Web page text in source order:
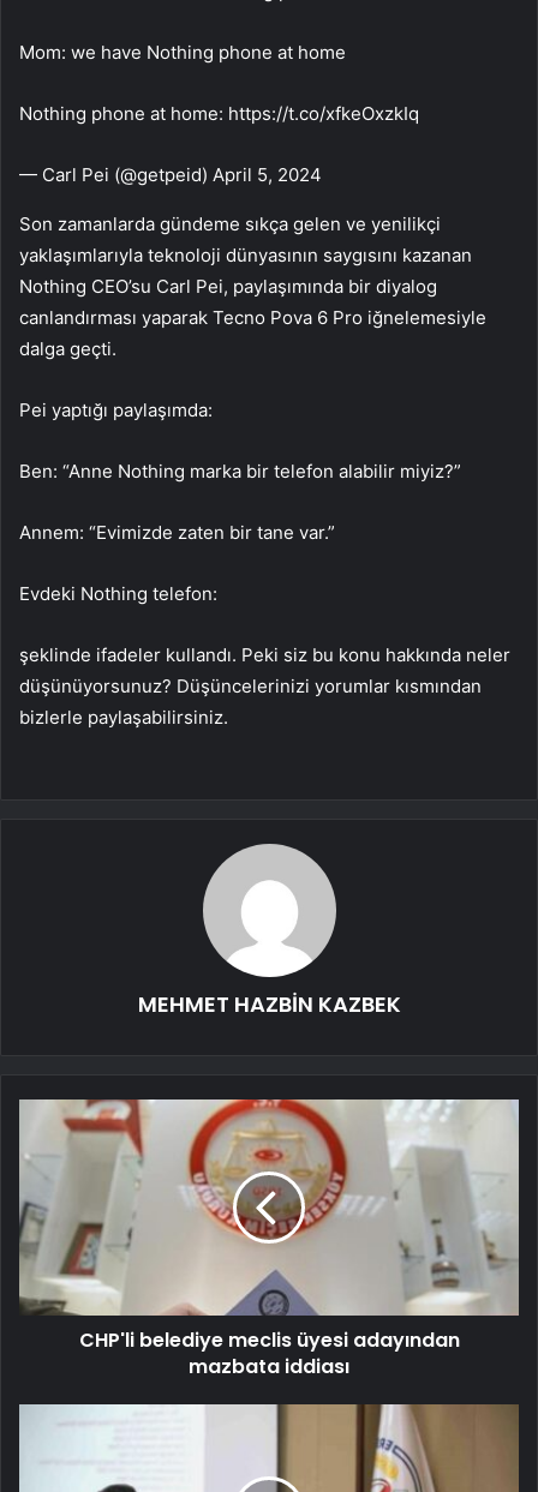
Mom: we have Nothing phone at home
Nothing phone at home: https://t.co/xfkeOxzkIq
— Carl Pei (@getpeid) April 5, 2024
Son zamanlarda gündeme sıkça gelen ve yenilikçi
yaklaşımlarıyla teknoloji dünyasının saygısını kazanan
Nothing CEO’su Carl Pei, paylaşımında bir diyalog
canlandırması yaparak Tecno Pova 6 Pro iğnelemesiyle
dalga geçti.
Pei yaptığı paylaşımda:
Ben: “Anne Nothing marka bir telefon alabilir miyiz?”
Annem: “Evimizde zaten bir tane var.”
Evdeki Nothing telefon:
şeklinde ifadeler kullandı. Peki siz bu konu hakkında neler
düşünüyorsunuz? Düşüncelerinizi yorumlar kısmından
bizlerle paylaşabilirsiniz.
MEHMET HAZBİN KAZBEK
CHP'li belediye meclis üyesi adayından
mazbata iddiası